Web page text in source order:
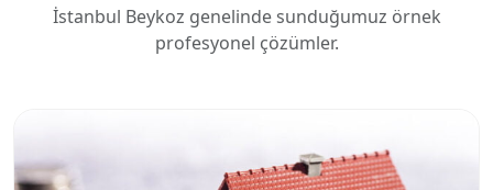
İstanbul Beykoz genelinde sunduğumuz örnek
profesyonel çözümler.